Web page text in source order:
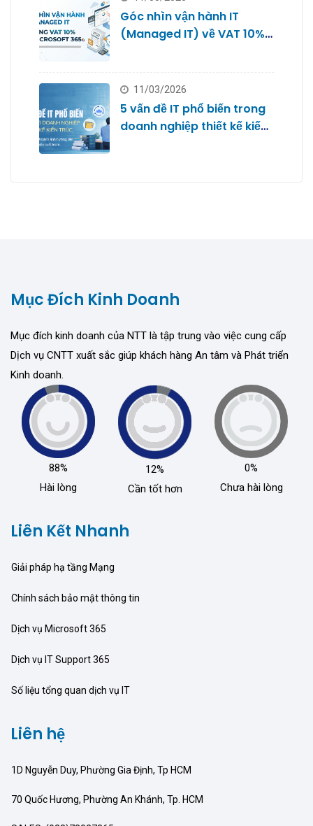
Góc nhìn vận hành IT
(Managed IT) về VAT 10%
11/03/2026
5 vấn đề IT phổ biến trong
doanh nghiệp thiết kế kiến
Mục Đích Kinh Doanh
Mục đích kinh doanh của NTT là tập trung vào việc cung cấp
Dịch vụ CNTT xuất sắc giúp khách hàng An tâm và Phát triển
Kinh doanh.
88%
Hài lòng
12%
Cần tốt hơn
0%
Chưa hài lòng
Liên Kết Nhanh
Giải pháp hạ tầng Mạng
Chính sách bảo mật thông tin
Dịch vụ Microsoft 365
Dịch vụ IT Support 365
Số liệu tổng quan dịch vụ IT
Liên hệ
1D Nguyễn Duy, Phường Gia Định, Tp HCM
70 Quốc Hương, Phường An Khánh, Tp. HCM